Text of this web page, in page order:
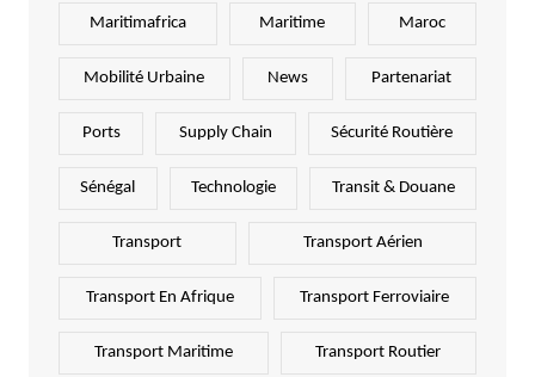
Maritimafrica Maritime Maroc
Mobilité Urbaine News Partenariat
Ports Supply Chain Sécurité Routière
Sénégal Technologie Transit & Douane
Transport Transport Aérien
Transport En Afrique Transport Ferroviaire
Transport Maritime Transport Routier